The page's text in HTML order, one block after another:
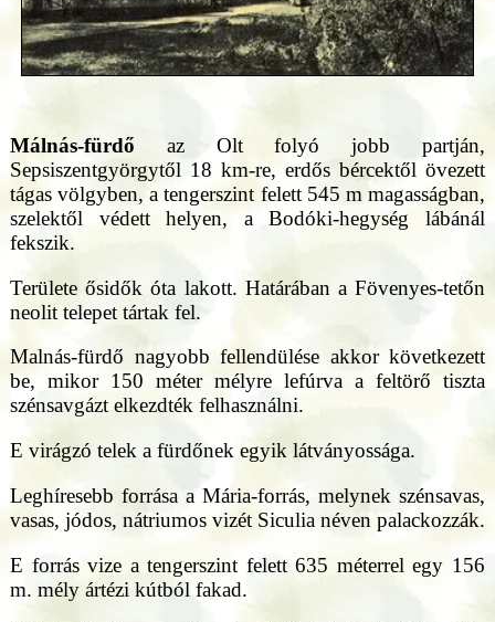
Málnás-fürdő az Olt folyó jobb partján,
Sepsiszentgyörgytől 18 km-re, erdős bércektől övezett
tágas völgyben, a tengerszint felett 545 m magasságban,
szelektől védett helyen, a Bodóki-hegység lábánál
fekszik.
Területe ősidők óta lakott. Határában a Fövenyes-tetőn
neolit telepet tártak fel.
Malnás-fürdő nagyobb fellendülése akkor következett
be, mikor 150 méter mélyre lefúrva a feltörő tiszta
szénsavgázt elkezdték felhasználni.
E virágzó telek a fürdőnek egyik látványossága.
Leghíresebb forrása a Mária-forrás, melynek szénsavas,
vasas, jódos, nátriumos vizét Siculia néven palackozzák.
E forrás vize a tengerszint felett 635 méterrel egy 156
m. mély ártézi kútból fakad.